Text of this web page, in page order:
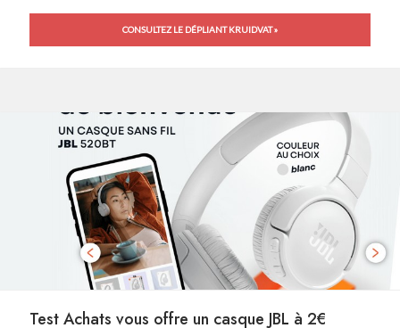
CONSULTEZ LE DÉPLIANT KRUIDVAT »
Test Achats vous offre un casque JBL à 2€